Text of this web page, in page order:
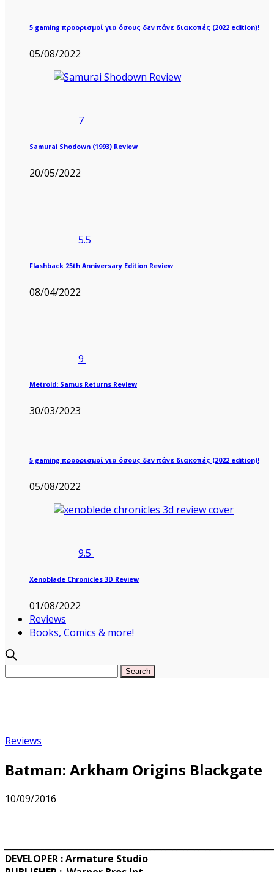
5 gaming προορισμοί για όσους δεν πάνε διακοπές (2022 edition)!
05/08/2022
7
Samurai Shodown (1993) Review
20/05/2022
5.5
Flashback 25th Anniversary Edition Review
08/04/2022
9
Metroid: Samus Returns Review
30/03/2023
5 gaming προορισμοί για όσους δεν πάνε διακοπές (2022 edition)!
05/08/2022
9.5
Xenoblade Chronicles 3D Review
01/08/2022
Reviews
Books, Comics & more!
Reviews
Batman: Arkham Origins Blackgate
10/09/2016
DEVELOPER : Armature Studio